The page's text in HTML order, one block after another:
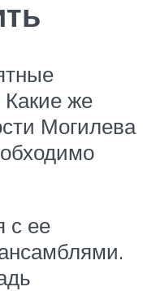
Какие же
Могилева
с ее